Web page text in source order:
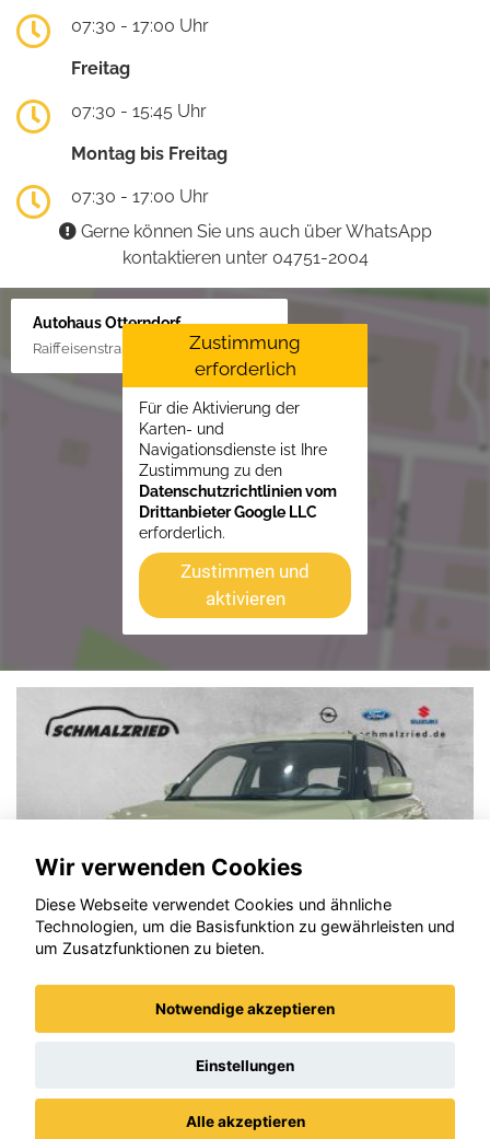
07:30 - 17:00 Uhr
Freitag
07:30 - 15:45 Uhr
Montag bis Freitag
07:30 - 17:00 Uhr
Gerne können Sie uns auch über WhatsApp
kontaktieren unter 04751-2004
Autohaus Otterndorf
Raiffeisenstraße 1, 21762 Otterndorf
Zustimmung
erforderlich
Für die Aktivierung der
Karten- und
Navigationsdienste ist Ihre
Zustimmung zu den
Datenschutzrichtlinien vom
Drittanbieter Google LLC
erforderlich.
Zustimmen und
aktivieren
Wir verwenden Cookies
Diese Webseite verwendet Cookies und ähnliche
Technologien, um die Basisfunktion zu gewährleisten und
um Zusatzfunktionen zu bieten.
Notwendige akzeptieren
Einstellungen
Alle akzeptieren